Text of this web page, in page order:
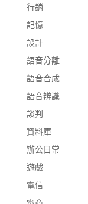
行銷
記憶
設計
語音分離
語音合成
語音辨識
談判
資料庫
辦公日常
遊戲
電信